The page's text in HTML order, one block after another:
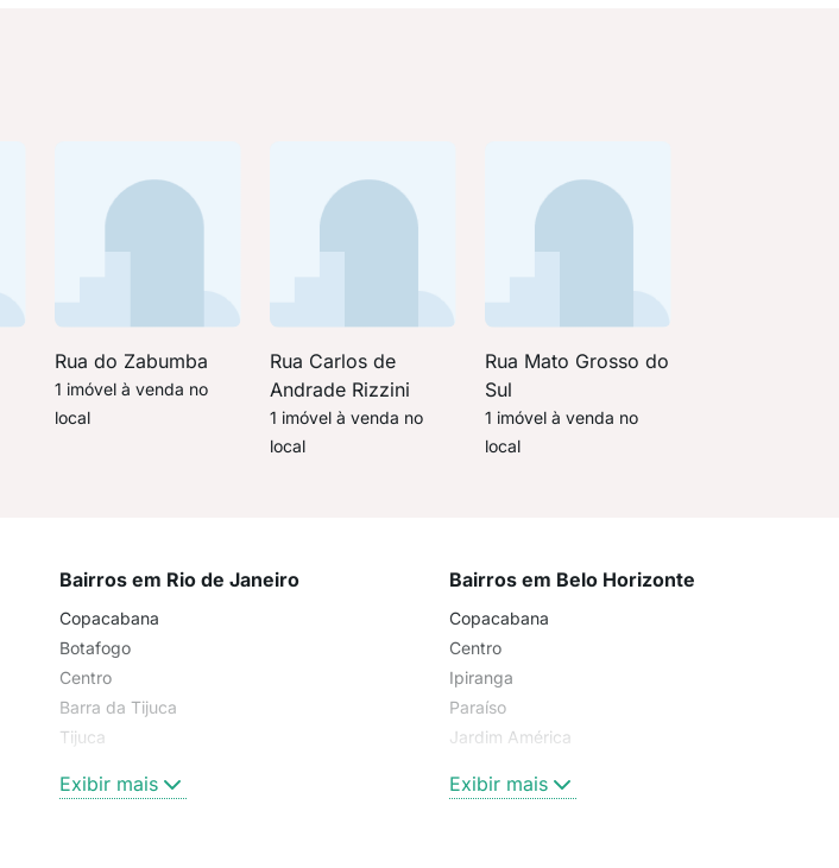
Rua do Zabumba
1 imóvel à venda no
local
Rua Carlos de
Andrade Rizzini
1 imóvel à venda no
local
Rua Mato Grosso do
Sul
1 imóvel à venda no
local
Bairros em Rio de Janeiro
Copacabana
Botafogo
Centro
Barra da Tijuca
Tijuca
Ipanema
Exibir mais
Bairros em Belo Horizonte
Copacabana
Centro
Ipiranga
Paraíso
Jardim América
Santa Cecília
Exibir mais